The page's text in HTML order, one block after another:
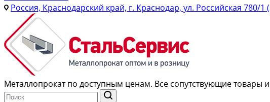
Россия, Краснодарский край, г. Краснодар, ул. Российская 780/
Металлопрокат по доступным ценам. Все сопутствующие товары и